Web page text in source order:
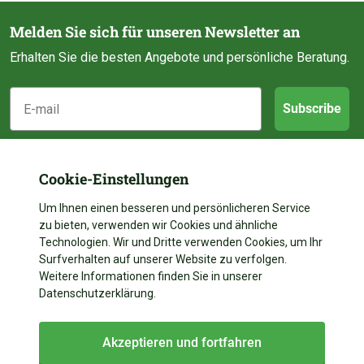
Melden Sie sich für unseren Newsletter an
Erhalten Sie die besten Angebote und persönliche Beratung.
E-mail
Subscribe
Kundendienst
Über uns
Kontakt
Zahlen
Garantie und Reparatur
Kategorien
Teichbau
Teichdekoration
Folgen Sie uns
Facebook
Kontakt
Cookie-Einstellungen
Um Ihnen einen besseren und persönlicheren Service
zu bieten, verwenden wir Cookies und ähnliche
Technologien. Wir und Dritte verwenden Cookies, um Ihr
Surfverhalten auf unserer Website zu verfolgen.
Weitere Informationen finden Sie in unserer
Datenschutzerklärung.
Akzeptieren und fortfahren